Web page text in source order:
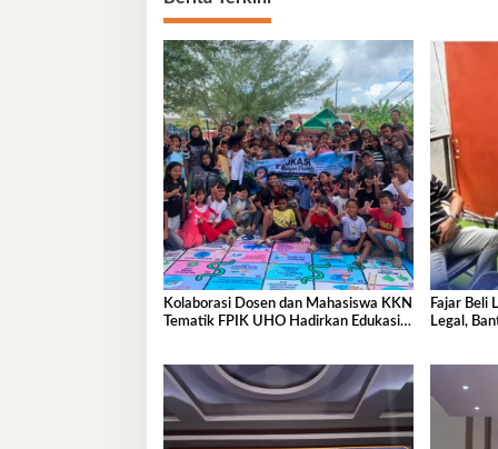
Kolaborasi Dosen dan Mahasiswa KKN
Tematik FPIK UHO Hadirkan Edukasi
Fajar Beli
Legal,